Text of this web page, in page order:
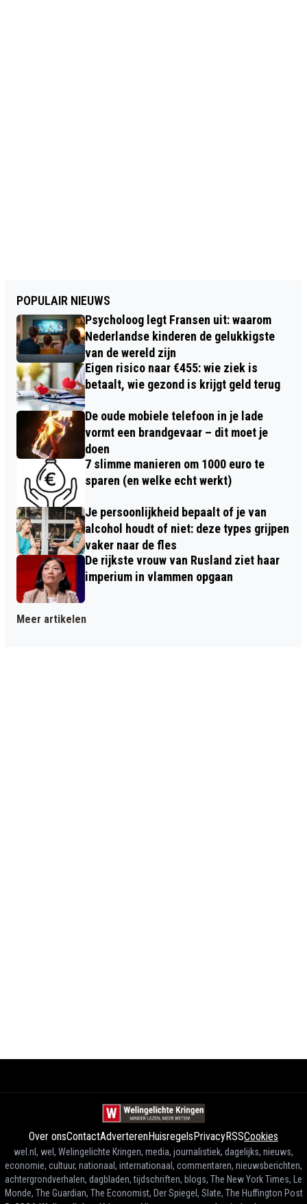
POPULAIR NIEUWS
Psycholoog legt Fransen uit: waarom
Nederlandse kinderen de gelukkigste
van de wereld zijn
Eigen risico naar €455: wie ziek is
betaalt, wie gezond is krijgt geld terug
De oude mobiele telefoon in je lade
vormt een brandgevaar – dit moet je
doen
7 slimme manieren om 1000 euro te
sparen (en welke echt werkt)
Je persoonlijkheid bepaalt of je van
alcohol houdt of niet: deze types grijpen
vaker naar de fles
De rijkste vrouw van Rusland ziet haar
imperium in vlammen opgaan
Meer artikelen
Over onsContactAdverterenHuisregelsPrivacyRSSCookies
wel.nl, wel, Welingelichte Kringen, media, journalistiek, dagelijks, nieuws,
economie, cultuur, nationaal, internationaal, commentaren, nieuwsberichten,
achtergrondverhalen, dagbladen, tijdschriften, blogs, The New York Times, Le
Monde, The Guardian, The Economist, Der Spiegel, Slate, The Huffington Post